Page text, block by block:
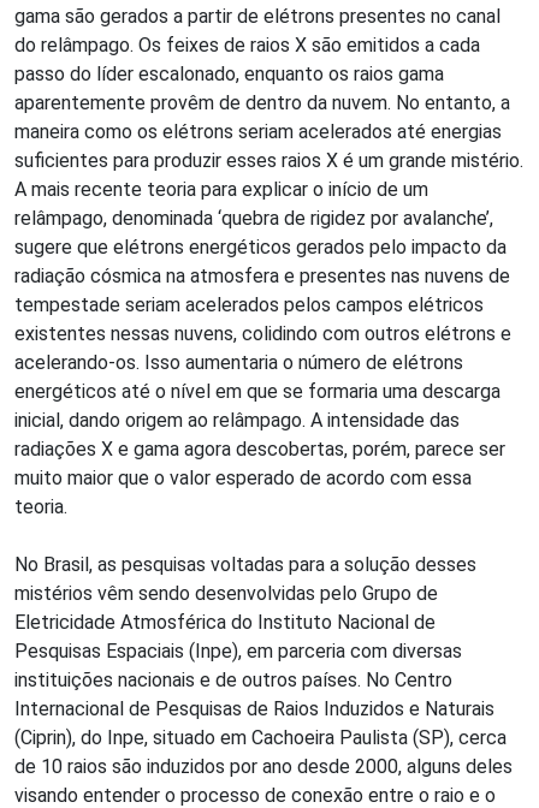
gama são gerados a partir de elétrons presentes no canal
do relâmpago. Os feixes de raios X são emitidos a cada
passo do líder escalonado, enquanto os raios gama
aparentemente provêm de dentro da nuvem. No entanto, a
maneira como os elétrons seriam acelerados até energias
suficientes para produzir esses raios X é um grande mistério.
A mais recente teoria para explicar o início de um
relâmpago, denominada ‘quebra de rigidez por avalanche’,
sugere que elétrons energéticos gerados pelo impacto da
radiação cósmica na atmosfera e presentes nas nuvens de
tempestade seriam acelerados pelos campos elétricos
existentes nessas nuvens, colidindo com outros elétrons e
acelerando-os. Isso aumentaria o número de elétrons
energéticos até o nível em que se formaria uma descarga
inicial, dando origem ao relâmpago. A intensidade das
radiações X e gama agora descobertas, porém, parece ser
muito maior que o valor esperado de acordo com essa
teoria.
No Brasil, as pesquisas voltadas para a solução desses
mistérios vêm sendo desenvolvidas pelo Grupo de
Eletricidade Atmosférica do Instituto Nacional de
Pesquisas Espaciais (Inpe), em parceria com diversas
instituições nacionais e de outros países. No Centro
Internacional de Pesquisas de Raios Induzidos e Naturais
(Ciprin), do Inpe, situado em Cachoeira Paulista (SP), cerca
de 10 raios são induzidos por ano desde 2000, alguns deles
visando entender o processo de conexão entre o raio e o